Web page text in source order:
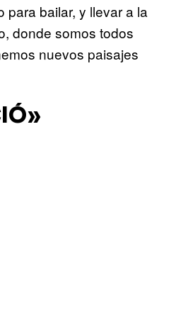
para bailar, y llevar a la
donde somos todos
nuevos paisajes